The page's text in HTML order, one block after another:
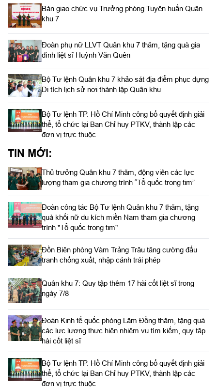
Bàn giao chức vụ Trưởng phòng Tuyên huấn Quân
khu 7
Đoàn phụ nữ LLVT Quân khu 7 thăm, tặng quà gia
đình liệt sĩ Huỳnh Văn Quên
Bộ Tư lệnh Quân khu 7 khảo sát địa điểm phục dựng
Di tích lịch sử nơi thành lập Quân khu
Bộ Tư lệnh TP. Hồ Chí Minh công bố quyết định giải
thể, tổ chức lại Ban Chỉ huy PTKV, thành lập các
đơn vị trực thuộc
TIN MỚI:
Thủ trưởng Quân khu 7 thăm, động viên các lực
lượng tham gia chương trình “Tổ quốc trong tim”
Đoàn công tác Bộ Tư lệnh Quân khu 7 thăm, tặng
quà khối nữ du kích miền Nam tham gia chương
trình "Tổ quốc trong tim"
Đồn Biên phòng Vàm Trảng Trâu tăng cường đấu
tranh chống xuất, nhập cảnh trái phép
Quân khu 7: Quy tập thêm 17 hài cốt liệt sĩ trong
ngày 7/8
Đoàn Kinh tế quốc phòng Lâm Đồng thăm, tặng quà
các lực lượng thực hiện nhiệm vụ tìm kiếm, quy tập
hài cốt liệt sĩ
Bộ Tư lệnh TP. Hồ Chí Minh công bố quyết định giải
thể, tổ chức lại Ban Chỉ huy PTKV, thành lập các
đơn vị trực thuộc